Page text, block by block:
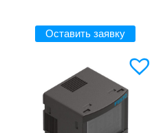
Оставить заявку